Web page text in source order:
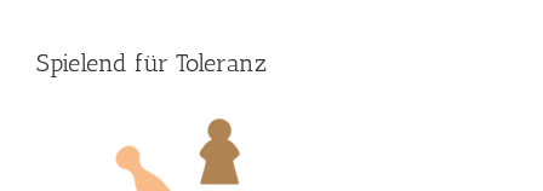
Spielend für Toleranz